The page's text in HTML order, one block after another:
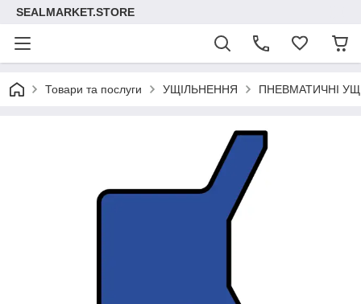
SEALMARKET.STORE
Товари та послуги УЩІЛЬНЕННЯ ПНЕВМАТИЧНІ